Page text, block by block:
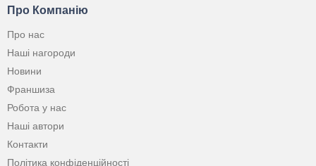
Про Компанію
Про нас
Наші нагороди
Новини
Франшиза
Робота у нас
Наші автори
Контакти
Політика конфіденційності